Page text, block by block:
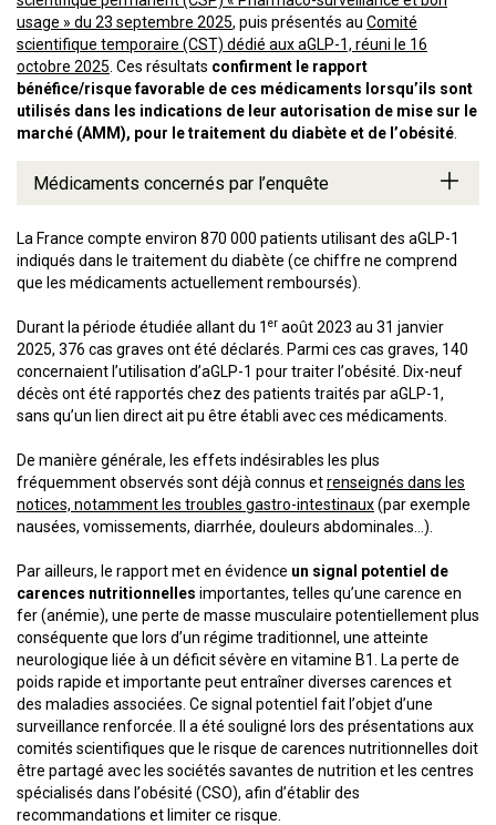
usage » du 23 septembre 2025, puis présentés au Comité
scientifique temporaire (CST) dédié aux aGLP-1, réuni le 16
octobre 2025 . Ces résultats confirment le rapport
bénéfice/risque favorable de ces médicaments lorsqu’ils sont
utilisés dans les indications de leur autorisation de mise sur le
marché (AMM), pour le traitement du diabète et de l’obésité
Médicaments concernés par l’enquête
La France compte environ 870 000 patients utilisant des aGLP-1
indiqués dans le traitement du diabète (ce chiffre ne comprend
que les médicaments actuellement remboursés).
Durant la période étudiée allant du 1 er août 2023 au 31 janvier
2025, 376 cas graves ont été déclarés. Parmi ces cas graves, 140
concernaient l’utilisation d’aGLP-1 pour traiter l’obésité. Dix-neuf
décès ont été rapportés chez des patients traités par aGLP-1,
sans qu’un lien direct ait pu être établi avec ces médicaments.
De manière générale, les effets indésirables les plus
fréquemment observés sont déjà connus etrenseignés dans les
notices, notamment les troubles gastro-intestinaux(par exemple
nausées, vomissements, diarrhée, douleurs abdominales…).
Par ailleurs, le rapport met en évidence un signal potentiel de
carences nutritionnelles importantes, telles qu’une carence en
fer (anémie), une perte de masse musculaire potentiellement plus
conséquente que lors d’un régime traditionnel, une atteinte
neurologique liée à un déficit sévère en vitamine B1. La perte de
poids rapide et importante peut entraîner diverses carences et
des maladies associées. Ce signal potentiel fait l’objet d’une
surveillance renforcée. Il a été souligné lors des présentations aux
comités scientifiques que le risque de carences nutritionnelles doit
être partagé avec les sociétés savantes de nutrition et les centres
spécialisés dans l’obésité (CSO), afin d’établir des
recommandations et limiter ce risque.